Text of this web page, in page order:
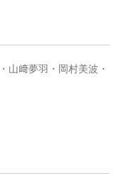
山﨑夢羽・岡村美波・